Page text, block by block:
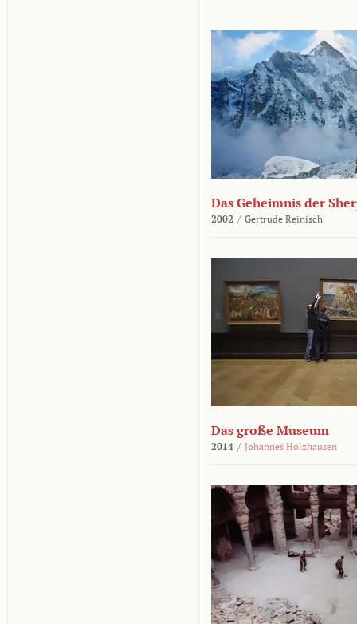
Das Geheimnis der
2002 / Gertrude Reinisch
Das große Museum
2014 / Johannes Holzhausen